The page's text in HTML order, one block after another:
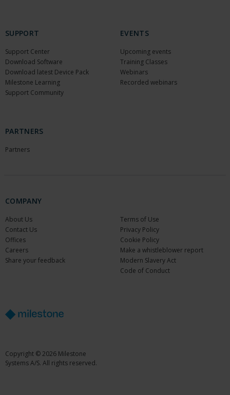
SUPPORT
Support Center
Download Software
Download latest Device Pack
Milestone Learning
Support Community
EVENTS
Upcoming events
Training Classes
Webinars
Recorded webinars
PARTNERS
Partners
COMPANY
About Us
Contact Us
Offices
Careers
Share your feedback
Terms of Use
Privacy Policy
Cookie Policy
Make a whistleblower report
Modern Slavery Act
Code of Conduct
Copyright © 2026 Milestone
Systems A/S. All rights reserved.